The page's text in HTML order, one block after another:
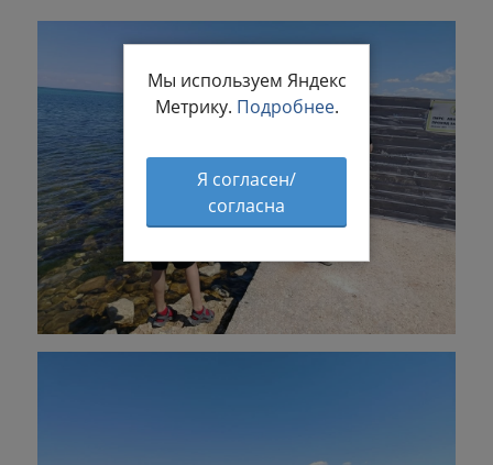
Мы используем Яндекс
Метрику. Подробнее.
Я согласен/
согласна